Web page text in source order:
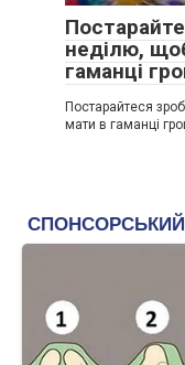
неділю,
гаманці
Постарайтеся
мати в гаманці